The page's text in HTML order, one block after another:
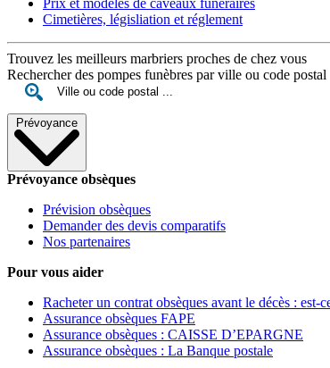
Cimetières, législiation et réglement
Trouvez les meilleurs marbriers proches de chez vous
Rechercher des pompes funèbres par ville ou code postal
Prévoyance
Prévoyance obsèques
Prévision obsèques
Demander des devis comparatifs
Nos partenaires
Pour vous aider
Racheter un contrat obsèques avant le décès : est-
Assurance obsèques FAPE
Assurance obsèques : CAISSE D’EPARGNE
Assurance obsèques : La Banque postale